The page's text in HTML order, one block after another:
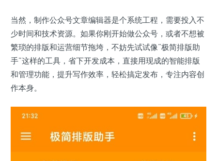
当然，制作公众号文章编辑器是个系统工程，需要投入不
少时间和技术资源。如果你刚开始做公众号，或者不想被
繁琐的排版和运营细节拖垮，不妨先试试像“极简排版助
手”这样的工具，省下开发成本，直接用现成的智能排版
和管理功能，提升写作效率，轻松搞定发布，专注内容创
作本身。